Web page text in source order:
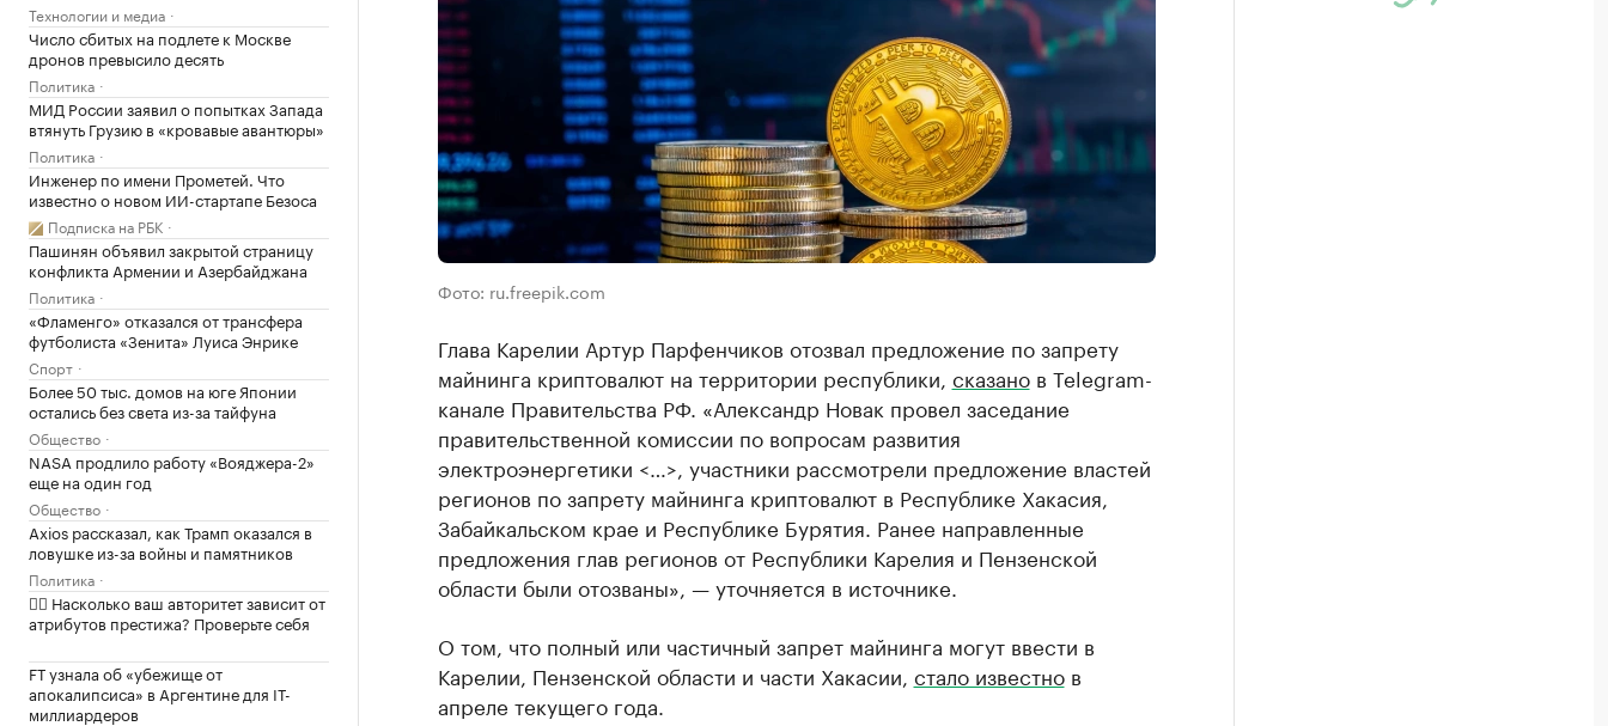
Технологии и медиа
Число сбитых на подлете к Москве
дронов превысило десять
Политика
МИД России заявил о попытках Запада
втянуть Грузию в «кровавые авантюры»
Политика
Инженер по имени Прометей. Что
известно о новом ИИ-стартапе Безоса
Подписка на РБК
Пашинян объявил закрытой страницу
конфликта Армении и Азербайджана
Политика
«Фламенго» отказался от трансфера
футболиста «Зенита» Луиса Энрике
Спорт
Более 50 тыс. домов на юге Японии
остались без света из-за тайфуна
Общество
NASA продлило работу «Вояджера-2»
еще на один год
Общество
Axios рассказал, как Трамп оказался в
ловушке из-за войны и памятников
Политика
✍🏻 Насколько ваш авторитет зависит от
атрибутов престижа? Проверьте себя
FT узнала об «убежище от
апокалипсиса» в Аргентине для IT-
миллиардеров
Фото: ru.freepik.com
Глава Карелии Артур Парфенчиков отозвал предложение по запрету
майнинга криптовалют на территории республики, сказанов Telegram-
канале Правительства РФ. «Александр Новак провел заседание
правительственной комиссии по вопросам развития
электроэнергетики <…>, участники рассмотрели предложение властей
регионов по запрету майнинга криптовалют в Республике Хакасия,
Забайкальском крае и Республике Бурятия. Ранее направленные
предложения глав регионов от Республики Карелия и Пензенской
области были отозваны», — уточняется в источнике.
О том, что полный или частичный запрет майнинга могут ввести в
Карелии, Пензенской области и части Хакасии, стало известнов
апреле текущего года.